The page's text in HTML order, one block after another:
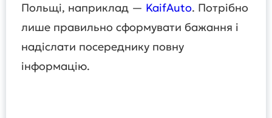
Польщі, наприклад — KaifAuto. Потрібно
лише правильно сформувати бажання і
надіслати посереднику повну
інформацію.